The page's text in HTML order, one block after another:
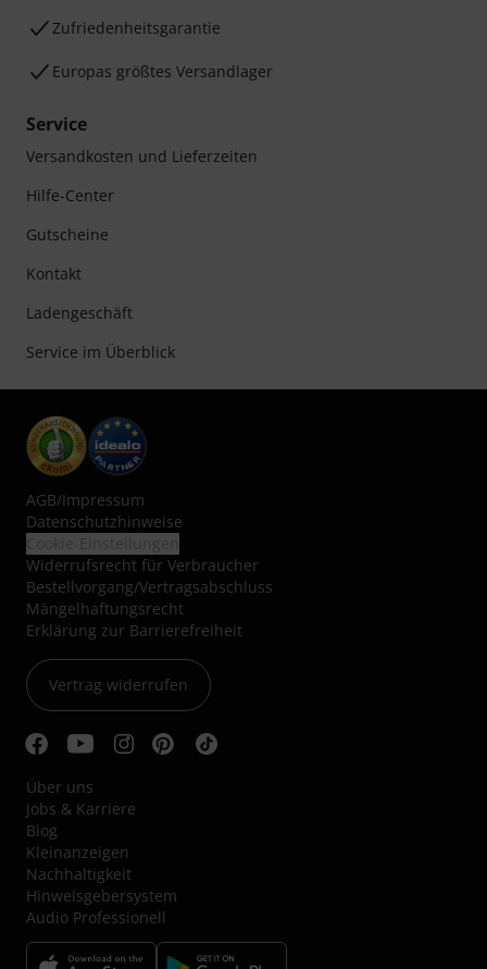
Zufriedenheitsgarantie
Europas größtes Versandlager
Service
Versandkosten und Lieferzeiten
Hilfe-Center
Gutscheine
Kontakt
Ladengeschäft
Service im Überblick
AGB/Impressum
Datenschutzhinweise
Widerrufsrecht für Verbraucher
Bestellvorgang/Vertragsabschluss
Mängelhaftungsrecht
Erklärung zur Barrierefreiheit
Vertrag widerrufen
Über uns
Jobs & Karriere
Blog
Kleinanzeigen
Nachhaltigkeit
Hinweisgebersystem
Audio Professionell